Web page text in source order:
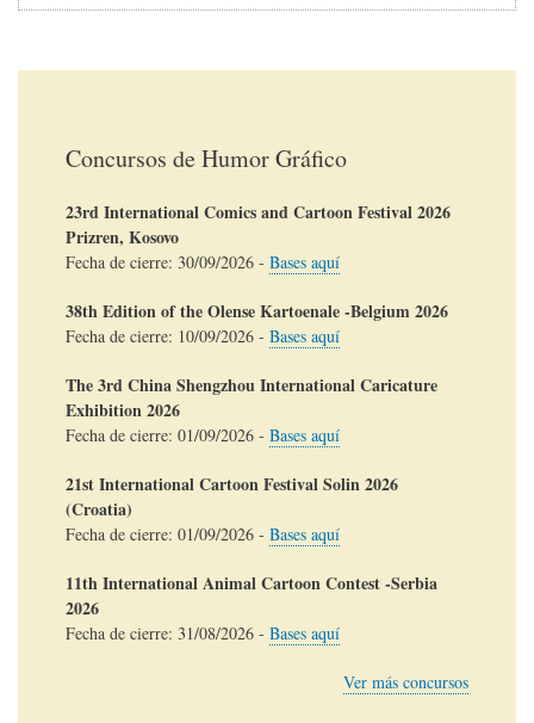
Concursos de Humor Gráfico
23rd International Comics and Cartoon Festival 2026
Prizren, Kosovo
Fecha de cierre: 30/09/2026 - Bases aquí
38th Edition of the Olense Kartoenale -Belgium 2026
Fecha de cierre: 10/09/2026 - Bases aquí
The 3rd China Shengzhou International Caricature
Exhibition 2026
Fecha de cierre: 01/09/2026 - Bases aquí
21st International Cartoon Festival Solin 2026
(Croatia)
Fecha de cierre: 01/09/2026 - Bases aquí
11th International Animal Cartoon Contest -Serbia
2026
Fecha de cierre: 31/08/2026 - Bases aquí
Ver más concursos